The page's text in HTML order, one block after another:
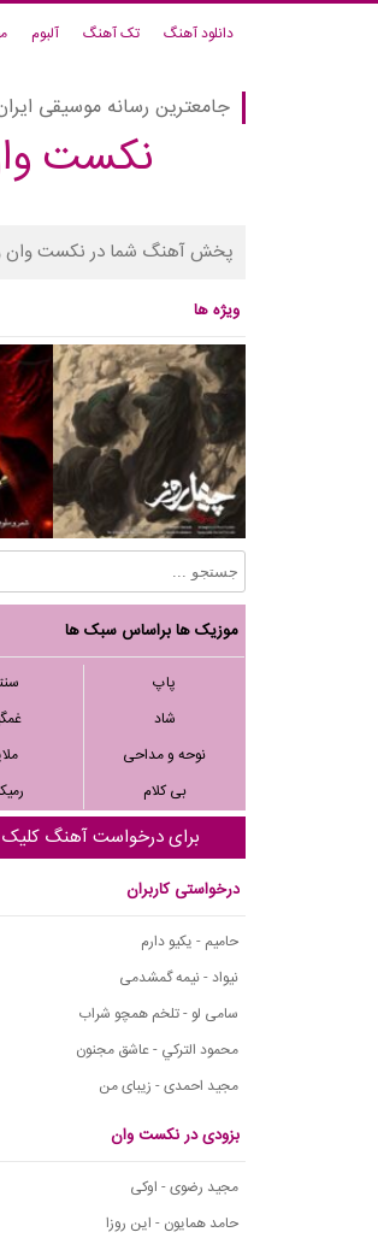
دانلود آهنگ تک آهنگ آلبوم
جامعترین رسانه موسیقی
نکست
پخش آهنگ شما در نکست وان
ویژه ها
موزیک ها براساس سبک ها
پاپ
شاد
نوحه و مداحی
بی کلام
برای درخواست آهنگ کلیک
درخواستی کاربران
حامیم - یکیو دارم
نیواد - نیمه گمشدمی
سامی لو - تلخم همچو شراب
محمود التركي - عاشق مجنون
مجید احمدی - زیبای من
بزودی در نکست وان
مجید رضوی - اوکی
حامد همایون - این روزا